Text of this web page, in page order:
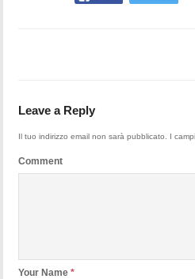
Leave a Reply
Il tuo indirizzo email non sarà pubblicato. I
Comment
Your Name*